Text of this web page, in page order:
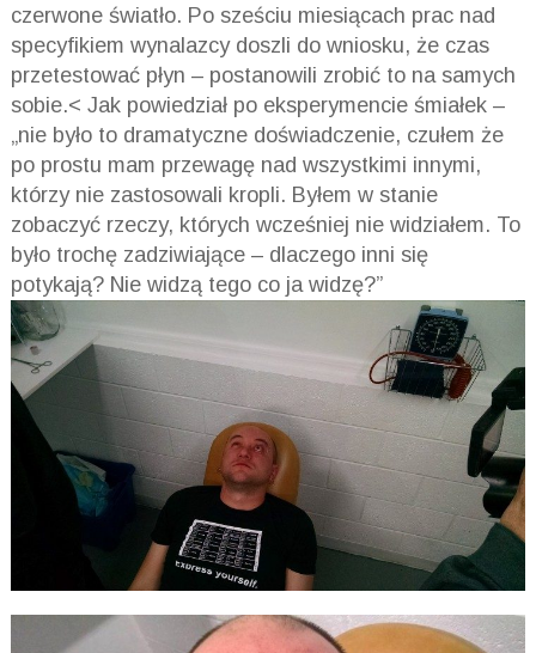
czerwone światło. Po sześciu miesiącach prac nad
specyfikiem wynalazcy doszli do wniosku, że czas
przetestować płyn – postanowili zrobić to na samych
sobie.< Jak powiedział po eksperymencie śmiałek –
„nie było to dramatyczne doświadczenie, czułem że
po prostu mam przewagę nad wszystkimi innymi,
którzy nie zastosowali kropli. Byłem w stanie
zobaczyć rzeczy, których wcześniej nie widziałem. To
było trochę zadziwiające – dlaczego inni się
potykają? Nie widzą tego co ja widzę?”